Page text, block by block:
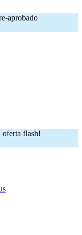
aprobado
oferta flash!